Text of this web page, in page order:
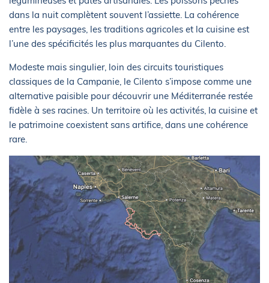
dans la nuit complètent souvent l’assiette. La cohérence
entre les paysages, les traditions agricoles et la cuisine est
l’une des spécificités les plus marquantes du Cilento.
Modeste mais singulier, loin des circuits touristiques
classiques de la Campanie, le Cilento s’impose comme une
alternative paisible pour découvrir une Méditerranée restée
fidèle à ses racines. Un territoire où les activités, la cuisine et
le patrimoine coexistent sans artifice, dans une cohérence
rare.